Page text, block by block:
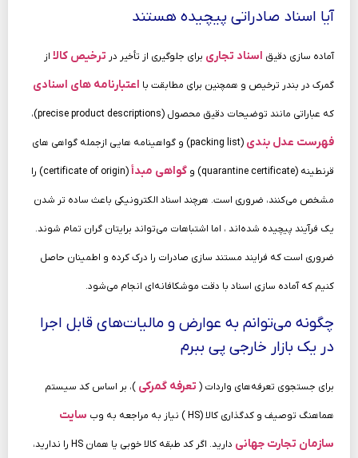
آیا اسناد صادراتی پیچیده هستند
آماده‌ سازی دقیق اسناد تجاری برای جلوگیری از تأخیر در ترخیص کالا از
گمرک در بندر ترخیص و همچنین برای مطابقت با اعتبارنامه‌ های اسنادی
که عباراتی مانند توضیحات دقیق محصول (precise product descriptions)،
فهرست‌ عدل بندی (packing list) و گواهینامه‌ هایی ازجمله گواهی‌ های
قرنطینه (quarantine certificate) و گواهی‌ مبدأ (certificate of origin) را
مشخص می‌کنند، ضروری است. هرچند اسناد الکترونیکی باعث ساده‌ تر شدن
یک فرآیند پیچیده شده‌اند ، اما اشتباهات می‌تواند برایتان گران تمام شوند.
ضروری است که فرایند مستند سازی صادرات را درک کرده و اطمینان حاصل
کنیم که آماده‌ سازی اسناد با دقت موشکافانه‌ای انجام می‌شود.
چگونه می‌توانم به عوارض و مالیات‌های قابل‌ اجرا
در یک بازار خارجی پی ببرم
برای جستجوی تعرفه‌های واردات ( تعرفه گمرکی )، بر اساس کد سیستم
هماهنگ توصیف و کدگذاری کالا (HS ) نیاز به مراجعه به وب‌
سایت
سازمان تجارت جهانی
دارید. اگر کد طبقه کالا خوبی یا همان HS را ندارید،